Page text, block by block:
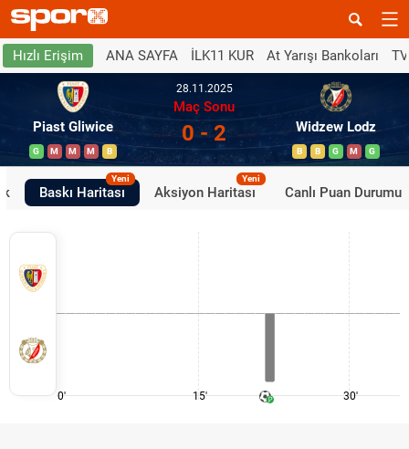
Hızlı Erişim ANA SAYFA İLK11 KUR At Yarışı Bankoları
Piast Gliwice
G M M M B
28.11.2025
Maç Sonu
0 - 2 Widzew Lodz
B B G M G
Baskı Haritası
Yeni
Aksiyon Haritası
Yeni
Canlı Puan Durumu
0' 15' 30'